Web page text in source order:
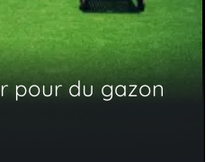
pour du gazon